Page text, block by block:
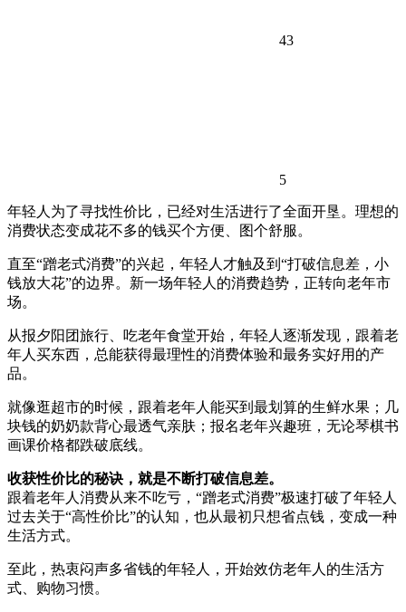
43
5
年轻人为了寻找性价比，已经对生活进行了全面开垦。理想的
消费状态变成花不多的钱买个方便、图个舒服。
直至“蹭老式消费”的兴起，年轻人才触及到“打破信息差，小
钱放大花”的边界。新一场年轻人的消费趋势，正转向老年市
场。
从报夕阳团旅行、吃老年食堂开始，年轻人逐渐发现，跟着老
年人买东西，总能获得最理性的消费体验和最务实好用的产
品。
就像逛超市的时候，跟着老年人能买到最划算的生鲜水果；几
块钱的奶奶款背心最透气亲肤；报名老年兴趣班，无论琴棋书
画课价格都跌破底线。
收获性价比的秘诀，就是不断打破信息差。
跟着老年人消费从来不吃亏，“蹭老式消费”极速打破了年轻人
过去关于“高性价比”的认知，也从最初只想省点钱，变成一种
生活方式。
至此，热衷闷声多省钱的年轻人，开始效仿老年人的生活方
式、购物习惯。